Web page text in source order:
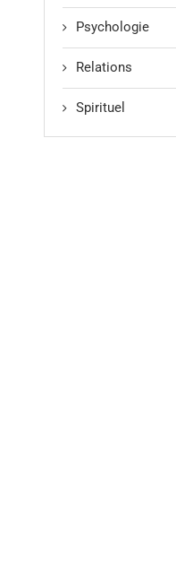
Psychologie
Relations
Spirituel